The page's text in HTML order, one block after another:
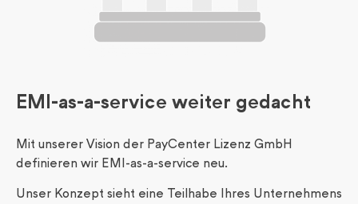
EMI-as-a-service weiter gedacht
Mit unserer Vision der PayCenter Lizenz GmbH
definieren wir EMI-as-a-service neu.
Unser Konzept sieht eine Teilhabe Ihres Unternehmens